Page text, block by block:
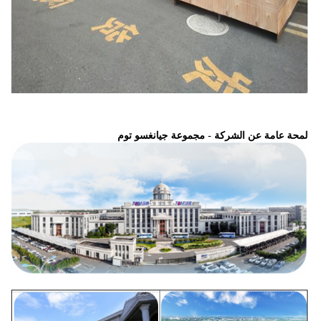
لمحة عامة عن الشركة - مجموعة جيانغسو توم